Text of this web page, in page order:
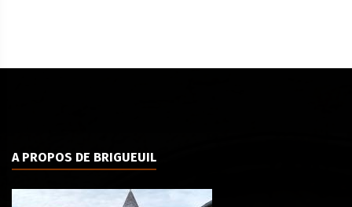
A PROPOS DE BRIGUEUIL